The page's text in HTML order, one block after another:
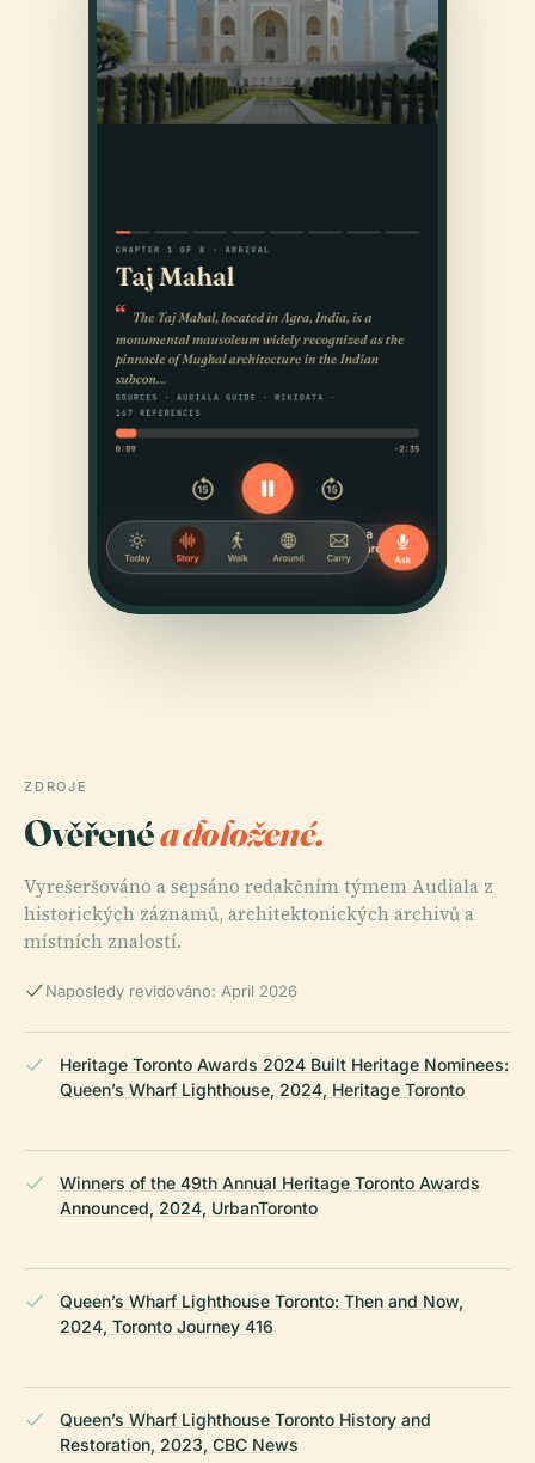
ZDROJE
Ověřenéa doložené.
Vyrešeršováno a sepsáno redakčním týmem Audiala z
historických záznamů, architektonických archivů a
místních znalostí.
Naposledy revidováno: April 2026
Heritage Toronto Awards 2024 Built Heritage Nominees:
Queen’s Wharf Lighthouse, 2024, Heritage Toronto
Winners of the 49th Annual Heritage Toronto Awards
Announced, 2024, UrbanToronto
Queen’s Wharf Lighthouse Toronto: Then and Now,
2024, Toronto Journey 416
Queen’s Wharf Lighthouse Toronto History and
Restoration, 2023, CBC News